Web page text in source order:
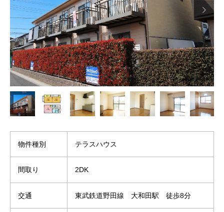

物件種別 テラスハウス
間取り 2DK
交通 東武鉄道野田線 大和田駅 徒歩8分